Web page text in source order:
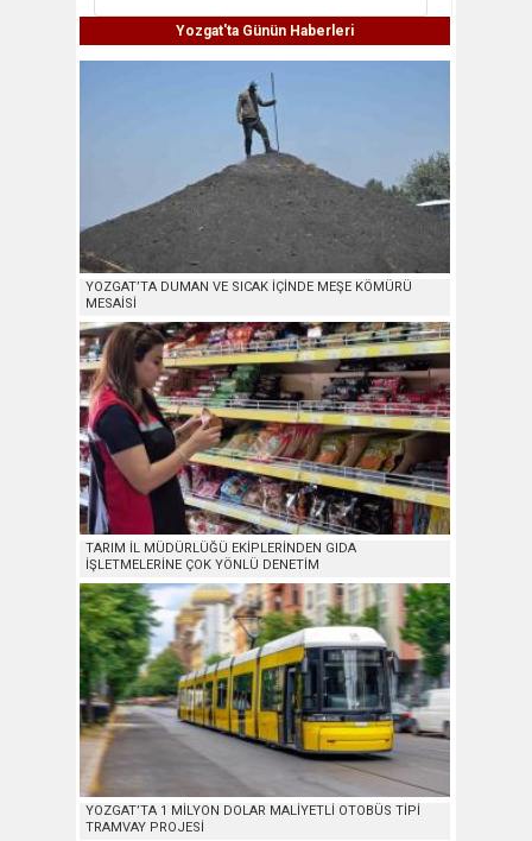
Yozgat'ta Günün Haberleri
YOZGAT’TA DUMAN VE SICAK İÇİNDE MEŞE KÖMÜRÜ
MESAİSİ
TARIM İL MÜDÜRLÜĞÜ EKİPLERİNDEN GIDA
İŞLETMELERİNE ÇOK YÖNLÜ DENETİM
YOZGAT’TA 1 MİLYON DOLAR MALİYETLİ OTOBÜS TİPİ
TRAMVAY PROJESİ